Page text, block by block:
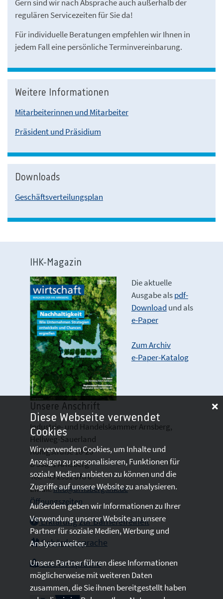
Gern sind wir nach Absprache auch außerhalb der
regulären Servicezeiten für Sie da!
Für individuelle Beratungen empfehlen wir Ihnen in
jedem Fall eine persönliche Terminvereinbarung.
Weitere Informationen
Mitarbeiterinnen und Mitarbeiter
Präsident und Präsidium
Downloads
Geschäftsverteilungsplan
IHK-Magazin
Die aktuelle
Ausgabe alspdf-
Download und als
e-Paper
Zum Archiv
e-Paper-Katalog
Unsere Anschrift
Industrie- und Handelskammer Arnsberg,
Hellweg-Sauerland
Königstraße 18-20
D 59821 Arnsberg
Tel: +49 2931 878 0
Email:info@arnsberg.ihk.de
Öffnungszeiten
Erklärung zur Barrierefreiheit
Gebärdensprache
Leichte Sprache
Diese Webseite verwendet
Cookies
Wir verwenden Cookies, um Inhalte und
Anzeigen zu personalisieren, Funktionen für
soziale Medien anbieten zu können und die
Zugriffe auf unsere Website zu analysieren.
Außerdem geben wir Informationen zu Ihrer
Verwendung unserer Website an unsere
Partner für soziale Medien, Werbung und
Analysen weiter.
Unsere Partner führen diese Informationen
möglicherweise mit weiteren Daten
zusammen, die Sie ihnen bereitgestellt haben